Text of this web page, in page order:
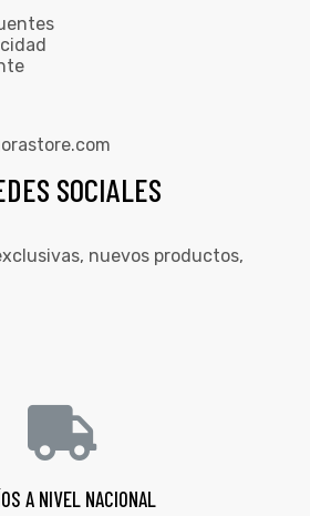
SOCIALES
nuevos productos,
A NIVEL NACIONAL